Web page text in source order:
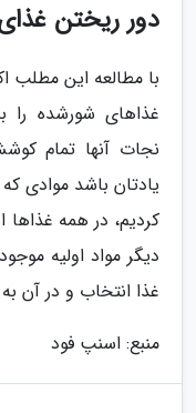
دور ریختن
با مطالعه این مطلب
غذاهای شورشده
نجات آنها تمام
یادتان باشد موادی
کردیم، در همه غذاها
دیگر مواد اولیه
غذا انتخاب و در آن به
منبع: اسنپ فود